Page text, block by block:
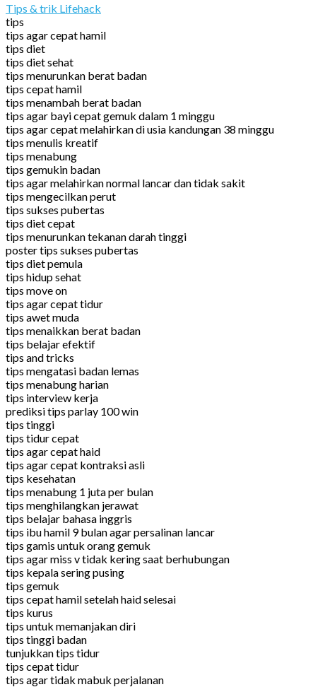
Tips & trik Lifehack
tips
tips agar cepat hamil
tips diet
tips diet sehat
tips menurunkan berat badan
tips cepat hamil
tips menambah berat badan
tips agar bayi cepat gemuk dalam 1 minggu
tips agar cepat melahirkan di usia kandungan 38 minggu
tips menulis kreatif
tips menabung
tips gemukin badan
tips agar melahirkan normal lancar dan tidak sakit
tips mengecilkan perut
tips sukses pubertas
tips diet cepat
tips menurunkan tekanan darah tinggi
poster tips sukses pubertas
tips diet pemula
tips hidup sehat
tips move on
tips agar cepat tidur
tips awet muda
tips menaikkan berat badan
tips belajar efektif
tips and tricks
tips mengatasi badan lemas
tips menabung harian
tips interview kerja
prediksi tips parlay 100 win
tips tinggi
tips tidur cepat
tips agar cepat haid
tips agar cepat kontraksi asli
tips kesehatan
tips menabung 1 juta per bulan
tips menghilangkan jerawat
tips belajar bahasa inggris
tips ibu hamil 9 bulan agar persalinan lancar
tips gamis untuk orang gemuk
tips agar miss v tidak kering saat berhubungan
tips kepala sering pusing
tips gemuk
tips cepat hamil setelah haid selesai
tips kurus
tips untuk memanjakan diri
tips tinggi badan
tunjukkan tips tidur
tips cepat tidur
tips agar tidak mabuk perjalanan